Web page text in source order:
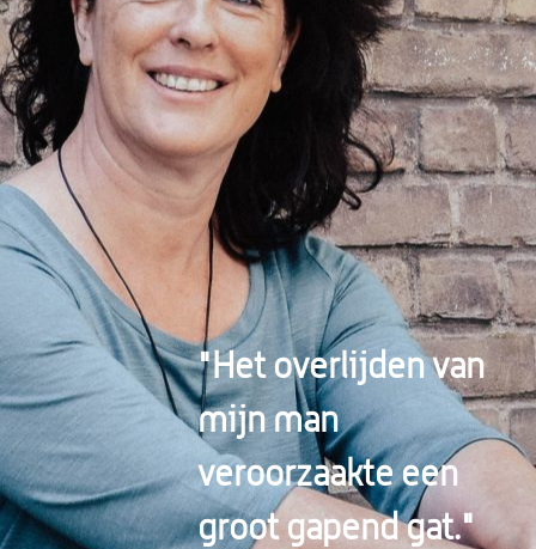
"Het overlijden van
mijn man
veroorzaakte een
groot gapend gat."